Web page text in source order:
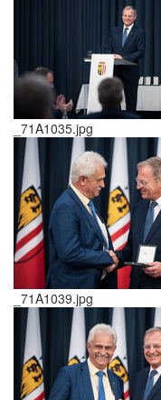
_71A1035.jpg
_71A1039.jpg